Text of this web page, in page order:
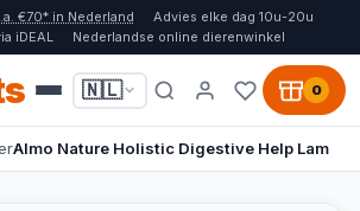
€70* in Nederland
Advies elke dag 10u-20u
iDEAL
Nederlandse online dierenwinkel
🇳🇱 0
Almo Nature Holistic Digestive Help Lam